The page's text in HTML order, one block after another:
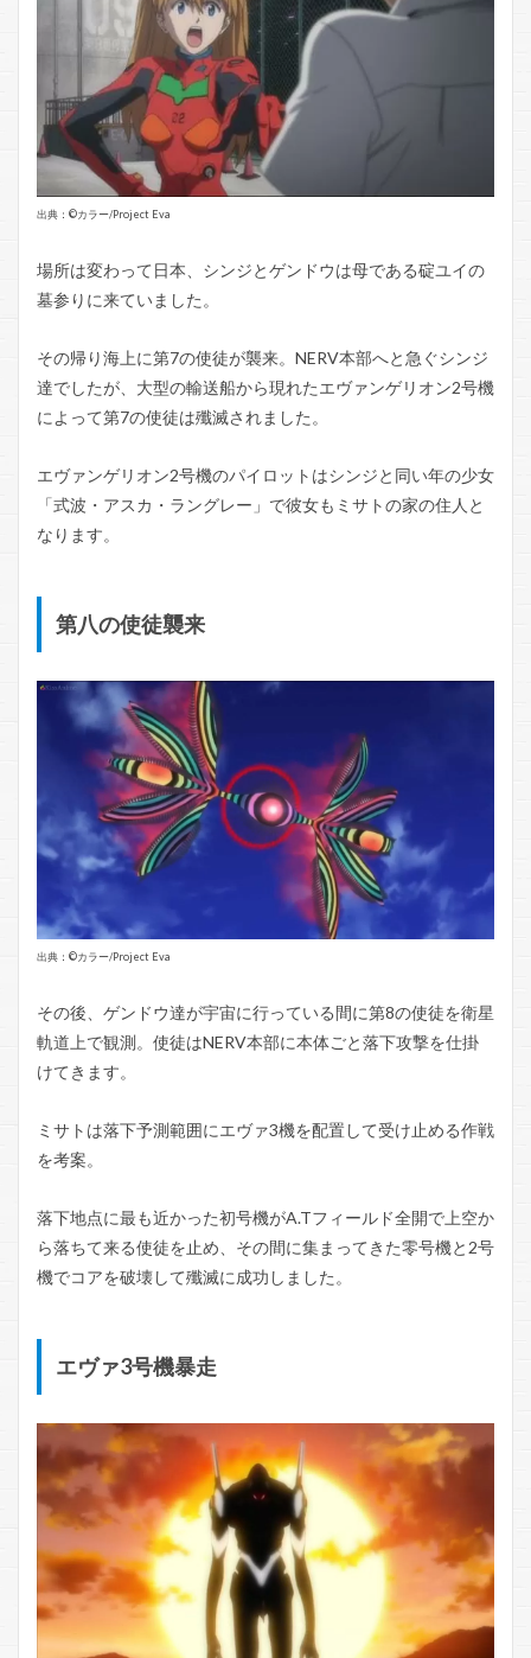
出典：©️カラー/Project Eva
場所は変わって日本、シンジとゲンドウは母である碇ユイの
墓参りに来ていました。
その帰り海上に第7の使徒が襲来。NERV本部へと急ぐシンジ
達でしたが、大型の輸送船から現れたエヴァンゲリオン2号機
によって第7の使徒は殲滅されました。
エヴァンゲリオン2号機のパイロットはシンジと同い年の少女
「式波・アスカ・ラングレー」で彼女もミサトの家の住人と
なります。
第八の使徒襲来
出典：©️カラー/Project Eva
その後、ゲンドウ達が宇宙に行っている間に第8の使徒を衛星
軌道上で観測。使徒はNERV本部に本体ごと落下攻撃を仕掛
けてきます。
ミサトは落下予測範囲にエヴァ3機を配置して受け止める作戦
を考案。
落下地点に最も近かった初号機がA.Tフィールド全開で上空か
ら落ちて来る使徒を止め、その間に集まってきた零号機と2号
機でコアを破壊して殲滅に成功しました。
エヴァ3号機暴走